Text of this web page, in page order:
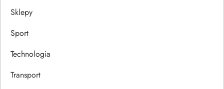
Sklepy
Sport
Technologia
Transport